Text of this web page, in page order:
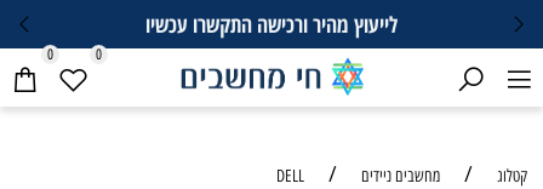
לייעוץ מהיר ורכישה התקשרו עכשיו
0 0
קטלוג / מחשבים ניידים /
DELL